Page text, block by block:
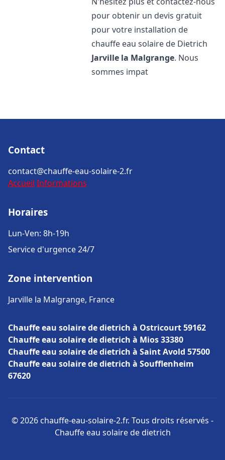
pour obtenir un devis gratuit
pour votre installation de
chauffe eau solaire de Dietrich
Jarville la Malgrange. Nous
sommes impat
Contact
contact@chauffe-eau-solaire-2.fr
Accueil Informations
Horaires
Lun-Ven: 8h-19h
Service d'urgence 24/7
Zone intervention
Jarville la Malgrange, France
Chauffe eau solaire de dietrich à Ostricourt 59162
Chauffe eau solaire de dietrich à Mios 33380
Chauffe eau solaire de dietrich à Saint Avold 57500
Chauffe eau solaire de dietrich à Soufflenheim
67620
© 2026 chauffe-eau-solaire-2.fr. Tous droits réservés -
Chauffe eau solaire de dietrich